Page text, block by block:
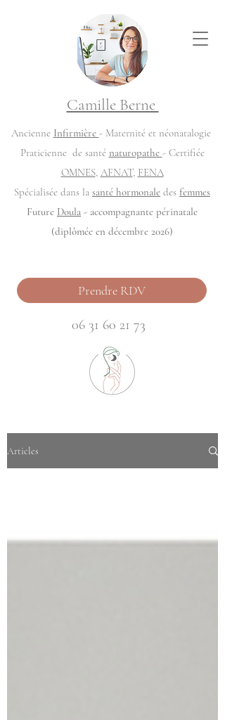
Camille Berne
Ancienne Infirmière - Maternité et néonatalogie
Praticienne de santé naturopathe - Certifiée
OMNES, AFNAT, FENA
Spécialisée dans la santé hormonale des femmes
Future Doula - accompagnante périnatale
(diplômée en décembre 2026)
Prendre RDV
06 31 60 21 73
Articles